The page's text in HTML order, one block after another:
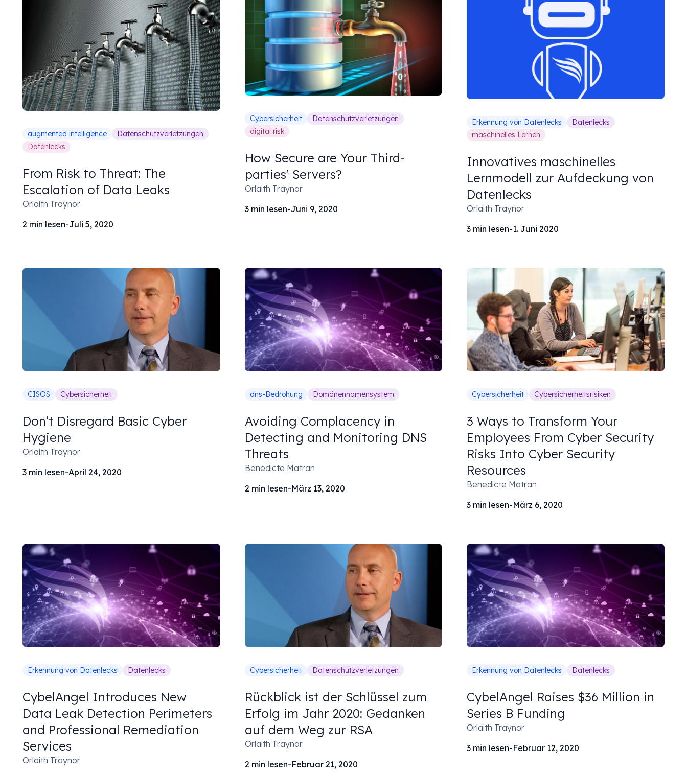
augmented intelligence
Datenschutzverletzungen
Datenlecks
From Risk to Threat: The
Escalation of Data Leaks
Orlaith Traynor
2 min lesen-Juli 5, 2020
Cybersicherheit
Datenschutzverletzungen
digital risk
How Secure are Your Third-
parties’ Servers?
Orlaith Traynor
3 min lesen-Juni 9, 2020
Erkennung von Datenlecks
Datenlecks
maschinelles Lernen
Innovatives maschinelles
Lernmodell zur Aufdeckung von
Datenlecks
Orlaith Traynor
3 min lesen-1. Juni 2020
CISOS Cybersicherheit
Don’t Disregard Basic Cyber
Hygiene
Orlaith Traynor
3 min lesen-April 24, 2020
dns-Bedrohung Domänennamensystem
Avoiding Complacency in
Detecting and Monitoring DNS
Threats
Benedicte Matran
2 min lesen-März 13, 2020
Cybersicherheit Cybersicherheitsrisiken
3 Ways to Transform Your
Employees From Cyber Security
Risks Into Cyber Security
Resources
Benedicte Matran
3 min lesen-März 6, 2020
Erkennung von Datenlecks Datenlecks
CybelAngel Introduces New
Data Leak Detection Perimeters
and Professional Remediation
Services
Orlaith Traynor
Cybersicherheit Datenschutzverletzungen
Rückblick ist der Schlüssel zum
Erfolg im Jahr 2020: Gedanken
auf dem Weg zur RSA
Orlaith Traynor
2 min lesen-Februar 21, 2020
Erkennung von Datenlecks Datenlecks
CybelAngel Raises $36 Million in
Series B Funding
Orlaith Traynor
3 min lesen-Februar 12, 2020